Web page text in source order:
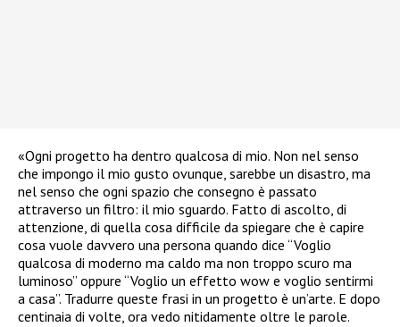
«Ogni progetto ha dentro qualcosa di mio. Non nel senso
che impongo il mio gusto ovunque, sarebbe un disastro, ma
nel senso che ogni spazio che consegno è passato
attraverso un filtro: il mio sguardo. Fatto di ascolto, di
attenzione, di quella cosa difficile da spiegare che è capire
cosa vuole davvero una persona quando dice “Voglio
qualcosa di moderno ma caldo ma non troppo scuro ma
luminoso” oppure “Voglio un effetto wow e voglio sentirmi
a casa”. Tradurre queste frasi in un progetto è un’arte. E dopo
centinaia di volte, ora vedo nitidamente oltre le parole.